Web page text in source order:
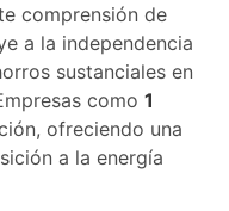
comprensión de
a la independencia
sustanciales en
como 1
ofreciendo una
a la energía